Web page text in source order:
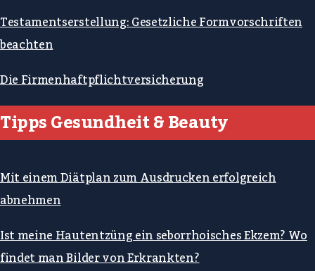
Testamentserstellung: Gesetzliche Formvorschriften
beachten
Die Firmenhaftpflichtversicherung
Tipps Gesundheit & Beauty
Mit einem Diätplan zum Ausdrucken erfolgreich
abnehmen
Ist meine Hautentzüng ein seborrhoisches Ekzem? Wo
findet man Bilder von Erkrankten?